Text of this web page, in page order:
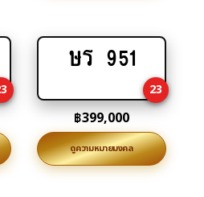
Add
cart
ษร 951
23
฿399,000
ดูความหมายมงคล